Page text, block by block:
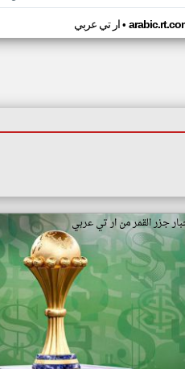
ار تي عربي•
جزر القمر من ار تي عربي